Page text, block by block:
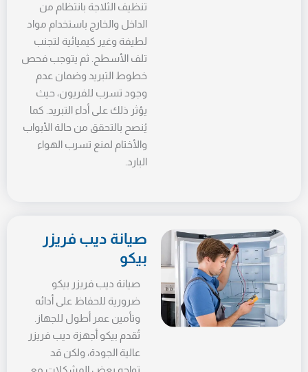
تنظيف الثلاجة بانتظام من
الداخل والخارج باستخدام مواد
لطيفة وغير كيميائية لتجنب
تلف الأسطح. ثم يتوجب فحص
خطوط التبريد وضمان عدم
وجود تسرب للفريون، حيث
يؤثر ذلك على أداء التبريد. كما
يُنصح بالتحقق من حالة الأبواب
والأختام لمنع تسرب الهواء
البارد.
صيانة ديب فريزر
بيكو
صيانة ديب فريزر بيكو
ضرورية للحفاظ على أدائه
وتأمين عمر أطول للجهاز.
تُقدم بيكو أجهزة ديب فريزر
عالية الجودة، ولكن قد